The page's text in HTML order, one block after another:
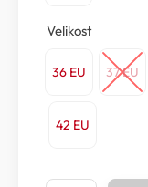
Velikost
36 EU 37 EU
42 EU